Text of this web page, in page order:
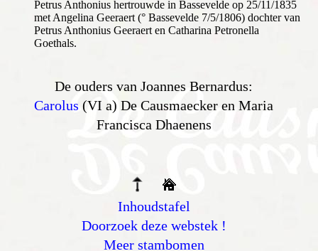
Petrus Anthonius hertrouwde in Bassevelde op 25/11/1835
met Angelina Geeraert (° Bassevelde 7/5/1806) dochter van
Petrus Anthonius Geeraert en Catharina Petronella
Goethals.
De ouders van Joannes Bernardus:
Carolus (VI a) De Causmaecker en Maria
Francisca Dhaenens
Inhoudstafel
Doorzoek deze webstek !
Meer stambomen